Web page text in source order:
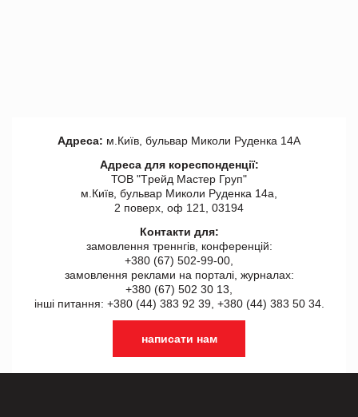
Адреса: м.Київ, бульвар Миколи Руденка 14А
Адреса для кореспонденції:
ТОВ "Tрейд Мастер Груп"
м.Київ, бульвар Миколи Руденка 14а,
2 поверх, оф 121, 03194
Контакти для:
замовлення треннгів, конференцій:
+380 (67) 502-99-00,
замовлення реклами на порталі, журналах:
+380 (67) 502 30 13,
інші питання: +380 (44) 383 92 39, +380 (44) 383 50 34.
написати нам